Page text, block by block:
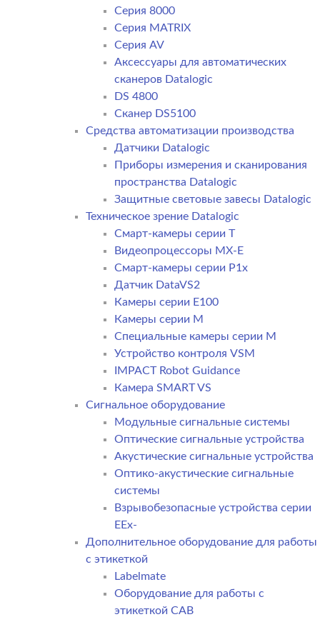
Серия 8000
Серия MATRIX
Серия AV
Аксессуары для автоматических
сканеров Datalogic
DS 4800
Сканер DS5100
Средства автоматизации производства
Датчики Datalogic
Приборы измерения и сканирования
пространства Datalogic
Защитные световые завесы Datalogic
Техническое зрение Datalogic
Смарт-камеры серии T
Видеопроцессоры MX-E
Смарт-камеры серии P1x
Датчик DataVS2
Камеры серии E100
Камеры серии M
Специальные камеры серии M
Устройство контроля VSM
IMPACT Robot Guidance
Камера SMART VS
Cигнальное оборудование
Модульные сигнальные системы
Оптические сигнальные устройства
Акустические сигнальные устройства
Оптико-акустические сигнальные
системы
Взрывобезопасные устройства серии
EEx-
Дополнительное оборудование для работы
с этикеткой
Labelmate
Оборудование для работы с
этикеткой CAB